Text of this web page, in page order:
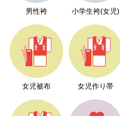
男性袴 小学生袴(女児)
女児被布 女児作り帯